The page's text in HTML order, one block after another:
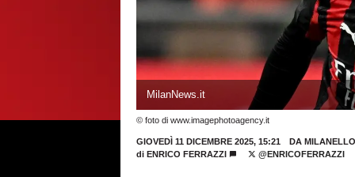
MilanNews.it
© foto di www.imagephotoagency.it
GIOVEDÌ 11 DICEMBRE 2025, 15:21
DA MILANELLO
di ENRICO FERRAZZI @ENRICOFERRAZZI